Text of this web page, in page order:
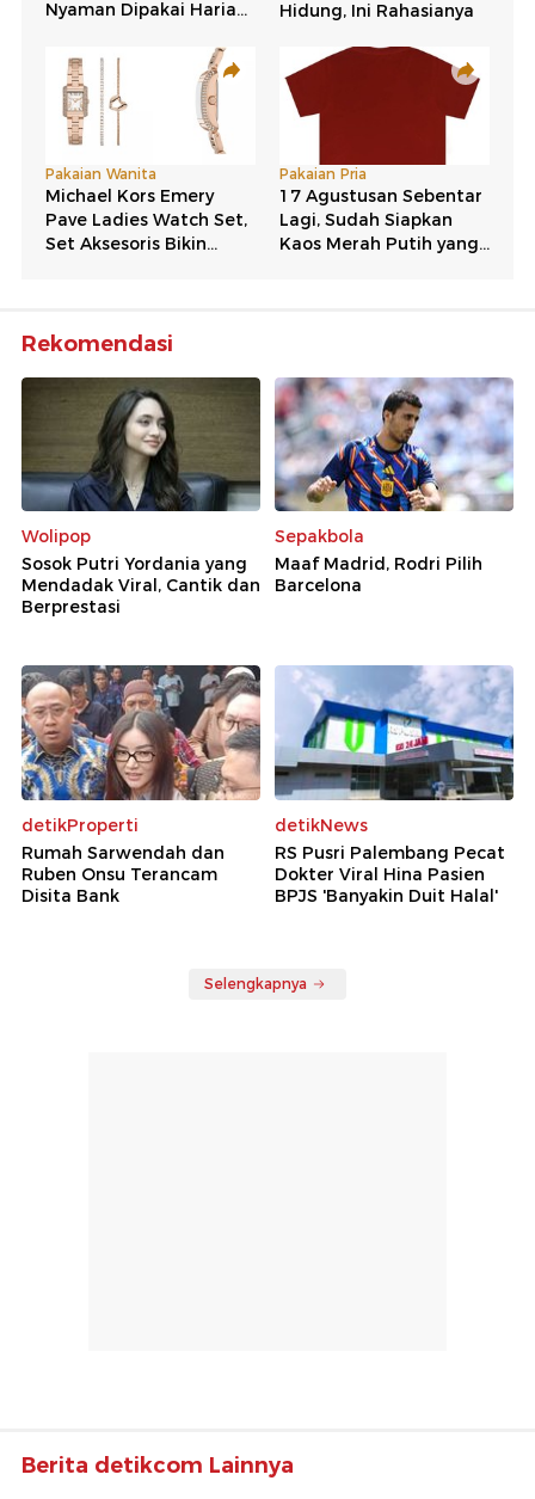
Rekomendasi
Wolipop
Sosok Putri Yordania yang
Mendadak Viral, Cantik dan
Berprestasi
Sepakbola
Maaf Madrid, Rodri Pilih
Barcelona
detikProperti
Rumah Sarwendah dan
Ruben Onsu Terancam
Disita Bank
detikNews
RS Pusri Palembang Pecat
Dokter Viral Hina Pasien
BPJS 'Banyakin Duit Halal'
Selengkapnya
Berita detikcom Lainnya